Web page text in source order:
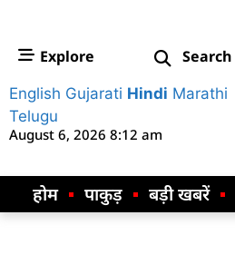
Explore Search
English Gujarati Hindi Marathi
Telugu
August 6, 2026 8:12 am
होम पाकुड़ बड़ी खबरें